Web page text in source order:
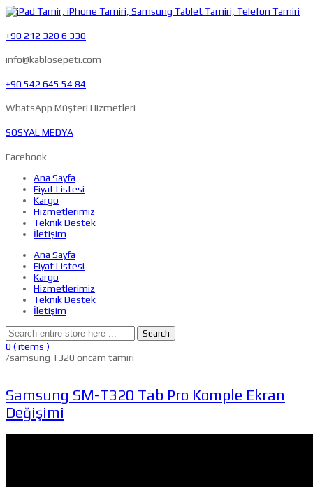
+90 212 320 6 330
info@kablosepeti.com
+90 542 645 54 84
WhatsApp Müşteri Hizmetleri
SOSYAL MEDYA
Facebook
Ana Sayfa
Fiyat Listesi
Kargo
Hizmetlerimiz
Teknik Destek
İletişim
Ana Sayfa
Fiyat Listesi
Kargo
Hizmetlerimiz
Teknik Destek
İletişim
Search
0 ( items )
/samsung T320 öncam tamiri
Samsung SM-T320 Tab Pro Komple Ekran
Değişimi